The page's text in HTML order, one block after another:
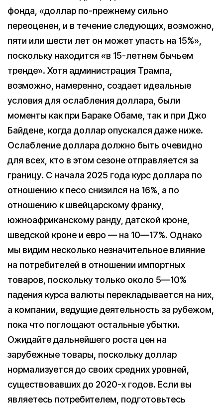
фонда, «доллар по-прежнему сильно
переоценен, и в течение следующих, возможно,
пяти или шести лет он может упасть на 15%»,
поскольку находится «в 15-летнем бычьем
тренде». Хотя администрация Трампа,
возможно, намеренно, создает идеальные
условия для ослабления доллара, были
моменты как при Бараке Обаме, так и при Джо
Байдене, когда доллар опускался даже ниже.
Ослабление доллара должно быть очевидно
для всех, кто в этом сезоне отправляется за
границу. С начала 2025 года курс доллара по
отношению к песо снизился на 16%, а по
отношению к швейцарскому франку,
южноафриканскому ранду, датской кроне,
шведской кроне и евро — на 10—17%. Однако
мы видим несколько незначительное влияние
на потребителей в отношении импортных
товаров, поскольку только около 5—10%
падения курса валюты перекладывается на них,
а компании, ведущие деятельность за рубежом,
пока что поглощают остальные убытки.
Ожидайте дальнейшего роста цен на
зарубежные товары, поскольку доллар
нормализуется до своих средних уровней,
существовавших до 2020-х годов. Если вы
являетесь потребителем, подготовьтесь